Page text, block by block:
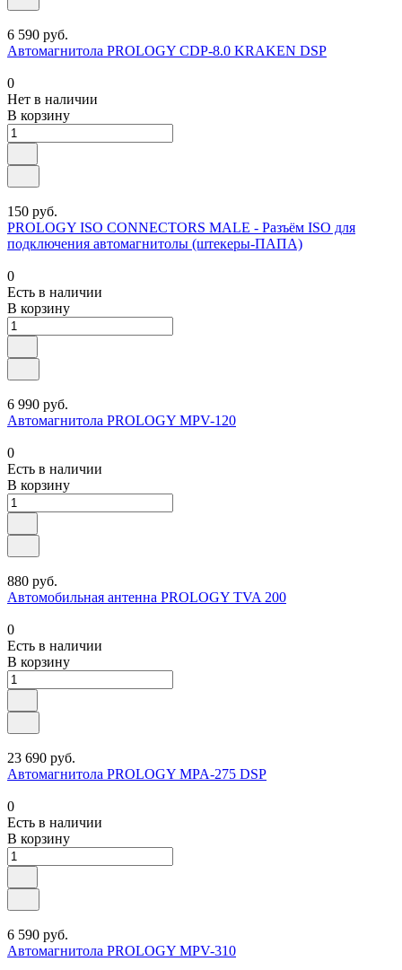
6 590 руб.
Автомагнитола PROLOGY CDP-8.0 KRAKEN DSP
0
Нет в наличии
В корзину
150 руб.
PROLOGY ISO CONNECTORS MALE - Разъём ISO для
подключения автомагнитолы (штекеры-ПАПА)
0
Есть в наличии
В корзину
6 990 руб.
Автомагнитола PROLOGY MPV-120
0
Есть в наличии
В корзину
880 руб.
Автомобильная антенна PROLOGY TVA 200
0
Есть в наличии
В корзину
23 690 руб.
Автомагнитола PROLOGY MPA-275 DSP
0
Есть в наличии
В корзину
6 590 руб.
Автомагнитола PROLOGY MPV-310